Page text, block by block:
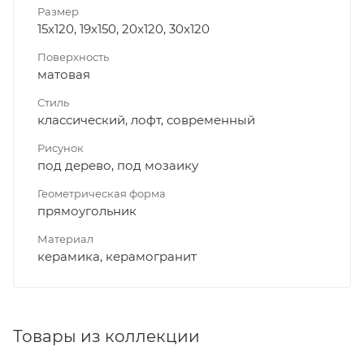
Размер
15x120, 19x150, 20x120, 30x120
Поверхность
матовая
Стиль
классический, лофт, современный
Рисунок
под дерево, под мозаику
Геометрическая форма
прямоугольник
Материал
керамика, керамогранит
Товары из коллекции